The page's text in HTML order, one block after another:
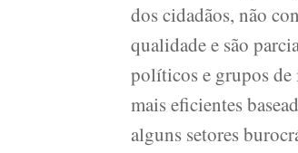
dos cidadãos, não
qualidade e são
políticos e grupos de
mais eficientes
alguns setores